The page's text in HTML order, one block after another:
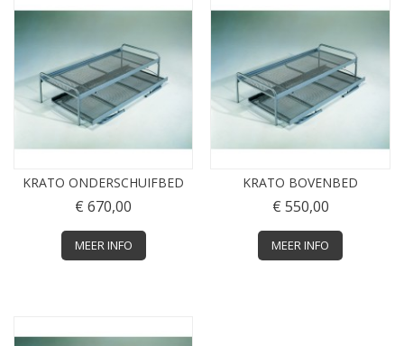
KRATO ONDERSCHUIFBED
€ 670,00
MEER INFO
KRATO BOVENBED
€ 550,00
MEER INFO